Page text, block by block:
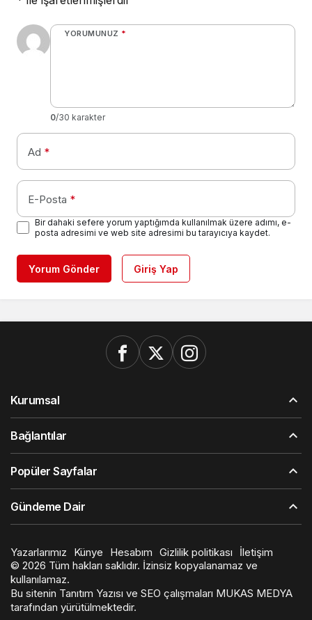
YORUMUNUZ *
0/30 karakter
Ad *
E-Posta *
Bir dahaki sefere yorum yaptığımda kullanılmak üzere adımı, e-
posta adresimi ve web site adresimi bu tarayıcıya kaydet.
Yorum Gönder Giriş Yap
Kurumsal
Bağlantılar
Popüler Sayfalar
Gündeme Dair
Yazarlarımız Künye Hesabım Gizlilik politikası
İletişim
© 2026 Tüm hakları saklıdır. İzinsiz kopyalanamaz ve
kullanılamaz.
Bu sitenin Tanıtım Yazısı ve SEO çalışmaları MUKAS MEDYA
tarafından yürütülmektedir.